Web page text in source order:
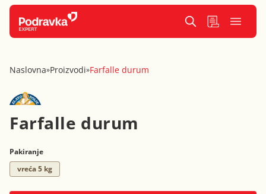
Naslovna»Proizvodi»Farfalle durum
Farfalle durum
Pakiranje
vreća 5 kg